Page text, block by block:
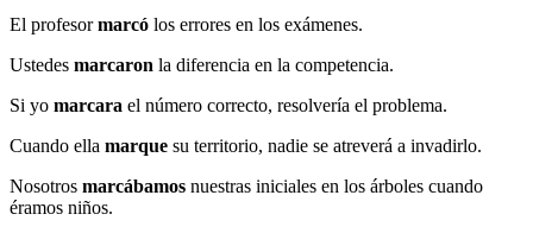
El profesormarcó los errores en los exámenes.
Ustedes marcaron la diferencia en la competencia.
Si yo marcara el número correcto, resolvería el problema.
Cuando ella marque su territorio, nadie se atreverá a invadirlo.
Nosotros marcábamos nuestras iniciales en los árboles cuando
éramos niños.